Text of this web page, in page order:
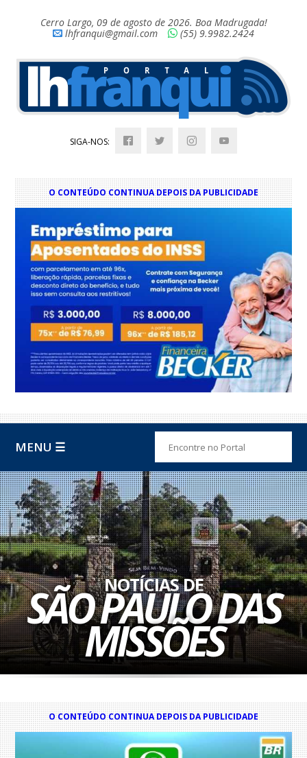
Cerro Largo, 09 de agosto de 2026. Boa Madrugada!
lhfranqui@gmail.com
(55) 9.9982.2424
SIGA-NOS:
O CONTEÚDO CONTINUA DEPOIS DA PUBLICIDADE
MENU ☰
NOTÍCIAS DE
SÃO PAULO DAS
MISSÕES
O CONTEÚDO CONTINUA DEPOIS DA PUBLICIDADE